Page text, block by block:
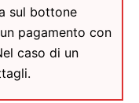
sul bottone
pagamento con
caso di un